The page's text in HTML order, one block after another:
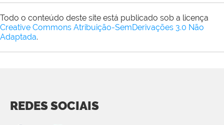
Todo o conteúdo deste site está publicado sob a licença
Creative Commons Atribuição-SemDerivações 3.0 Não
Adaptada.
REDES SOCIAIS